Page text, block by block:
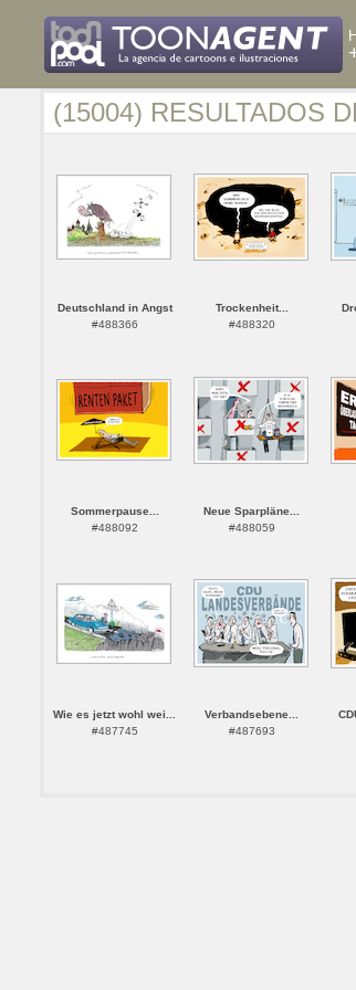
(15004) RESULTADOS
Deutschland in Angst
#488366
Trockenheit...
#488320
Sommerpause...
#488092
Neue Sparpläne...
#488059
Wie es jetzt wohl wei...
#487745
Verbandsebene...
#487693